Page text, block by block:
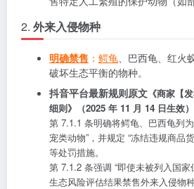
2. 外来入侵物种
明确禁售 ： 鳄龟 、巴西龟、红
破坏生态平衡的物种。
抖音平台最新规则原文 《商家【
细则》（2025 年 11 月 14 日生效）
第 7.1.1 条明确将鳄龟、巴西龟列
宠类动物”，并规定 “冻结违规商品
等处罚措施。
第 7.1.2 条强调 “即使未被列入国
生态风险评估结果禁售外来入侵物种